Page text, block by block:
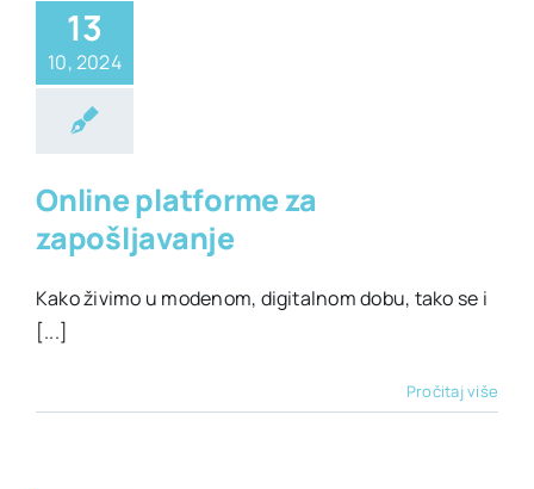
13
10, 2024
Online platforme za
zapošljavanje
Kako živimo u modenom, digitalnom dobu, tako se i
[...]
Pročitaj više